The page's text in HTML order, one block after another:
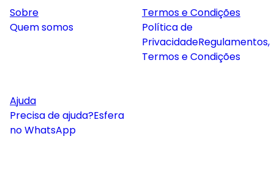
Sobre
Quem somos
Termos e Condições
Política de
PrivacidadeRegulamentos,
Termos e Condições
Ajuda
Precisa de ajuda?Esfera
no WhatsApp